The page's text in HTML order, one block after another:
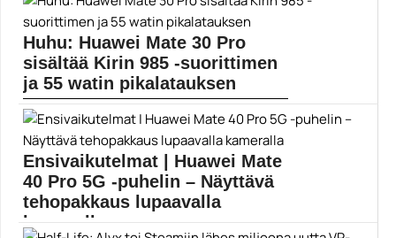
Huhu: Huawei Mate 30 Pro
sisältää Kirin 985 -suorittimen
ja 55 watin pikalatauksen
Huawei esitteli keväiset P30 ja P30 Pro -
Huawei
Ensivaikutelmat | Huawei Mate
40 Pro 5G -puhelin – Näyttävä
tehopakkaus lupaavalla
kameralla